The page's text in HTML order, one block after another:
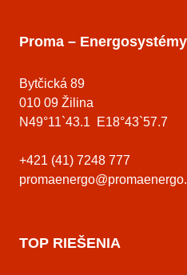
Proma –
Bytčická 89
010 09 Žilina
N49°11`43.1 E18°43`57.7
+421 (41) 7248 777
TOP RIEŠENIA